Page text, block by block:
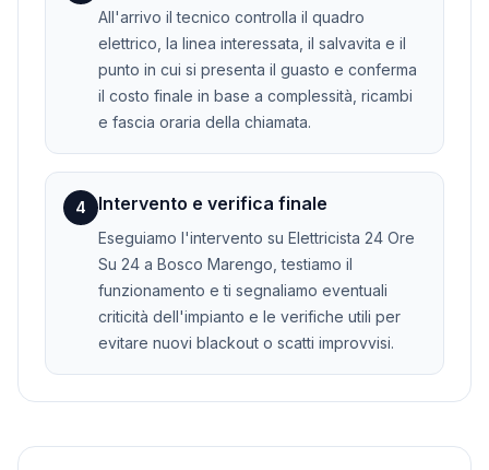
All'arrivo il tecnico controlla il quadro
elettrico, la linea interessata, il salvavita e il
punto in cui si presenta il guasto e conferma
il costo finale in base a complessità, ricambi
e fascia oraria della chiamata.
4 Intervento e verifica finale
Eseguiamo l'intervento su Elettricista 24 Ore
Su 24 a Bosco Marengo, testiamo il
funzionamento e ti segnaliamo eventuali
criticità dell'impianto e le verifiche utili per
evitare nuovi blackout o scatti improvvisi.